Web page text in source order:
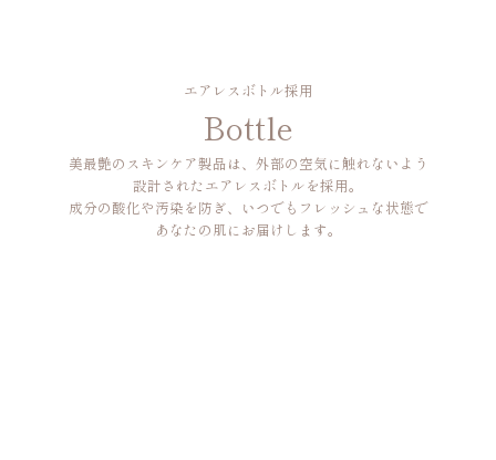
エアレスボトル採用
Bottle
美最艶のスキンケア製品は、外部の空気に触れないよう
設計されたエアレスボトルを採用。
成分の酸化や汚染を防ぎ、いつでもフレッシュな状態で
あなたの肌にお届けします。